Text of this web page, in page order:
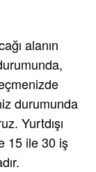
alanın
durumunda
Yurtdışı
15 ile 30 iş